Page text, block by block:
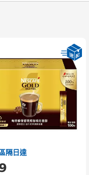
隔日達